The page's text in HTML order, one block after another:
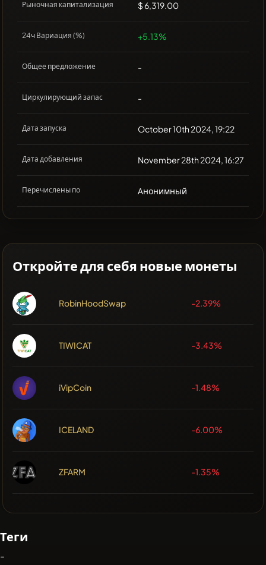
Рыночная капитализация $ 6,319.00
24ч Вариация (%) +5.13%
Общее предложение -
Циркулирующий запас -
Дата запуска October 10th 2024, 19:22
Дата добавления November 28th 2024, 16:27
Перечислены по Анонимный
Откройте для себя новые монеты
RobinHoodSwap -2.39%
TIWICAT -3.43%
iVipCoin -1.48%
ICELAND -6.00%
ZFARM -1.35%
Теги
-